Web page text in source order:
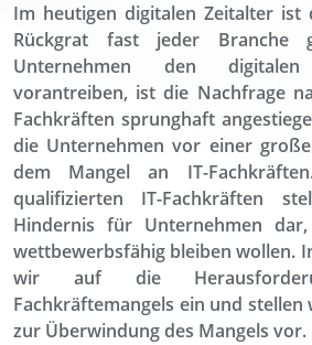
Im heutigen digitalen Zeitalter ist
Rückgrat fast jeder Branche
Unternehmen den
vorantreiben, ist die Nachfrage
Fachkräften sprunghaft
die Unternehmen vor einer
dem Mangel an IT-
qualifizierten IT-Fachkräften
Hindernis für Unternehmen
wettbewerbsfähig bleiben wollen.
wir auf die
Fachkräftemangels ein und stellen
zur Überwindung des Mangels vor.